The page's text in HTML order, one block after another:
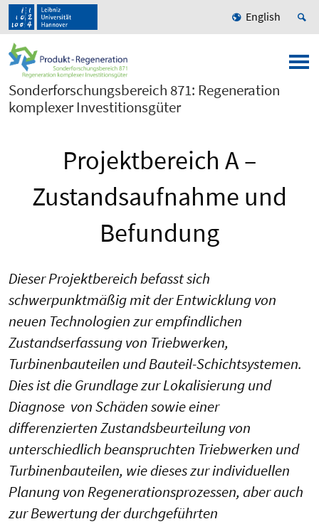
English
Sonderforschungsbereich 871: Regeneration
komplexer Investitionsgüter
Projektbereich A –
Zustandsaufnahme und
Befundung
Dieser Projektbereich befasst sich
schwerpunktmäßig mit der Entwicklung von
neuen Technologien zur empfindlichen
Zustandserfassung von Triebwerken,
Turbinenbauteilen und Bauteil-Schichtsystemen.
Dies ist die Grundlage zur Lokalisierung und
Diagnose von Schäden sowie einer
differenzierten Zustandsbeurteilung von
unterschiedlich beanspruchten Triebwerken und
Turbinenbauteilen, wie dieses zur individuellen
Planung von Regenerationsprozessen, aber auch
zur Bewertung der durchgeführten